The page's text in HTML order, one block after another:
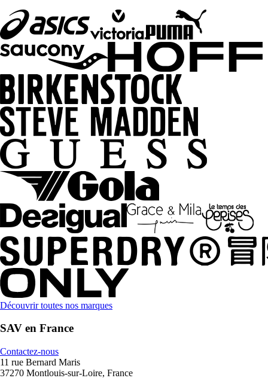
Découvrir toutes nos marques
SAV en France
Contactez-nous
11 rue Bernard Maris
37270 Montlouis-sur-Loire, France